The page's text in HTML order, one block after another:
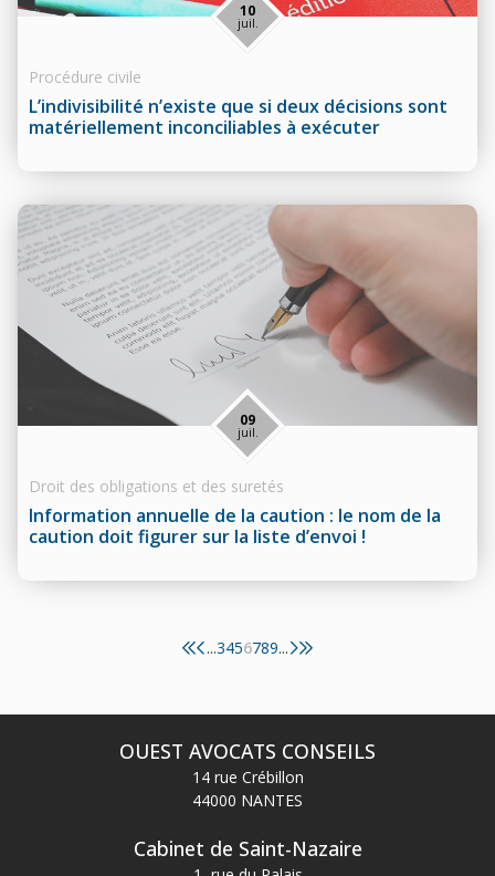
L’indivisibilité n’existe que si deux décisions sont
matériellement inconciliables à exécuter
10
juil.
Procédure civile
Information annuelle de la caution : le nom de la
caution doit figurer sur la liste d’envoi !
09
juil.
Droit des obligations et des suretés
...3456789...
OUEST AVOCATS CONSEILS
14 rue Crébillon
44000 NANTES
Cabinet de Saint-Nazaire